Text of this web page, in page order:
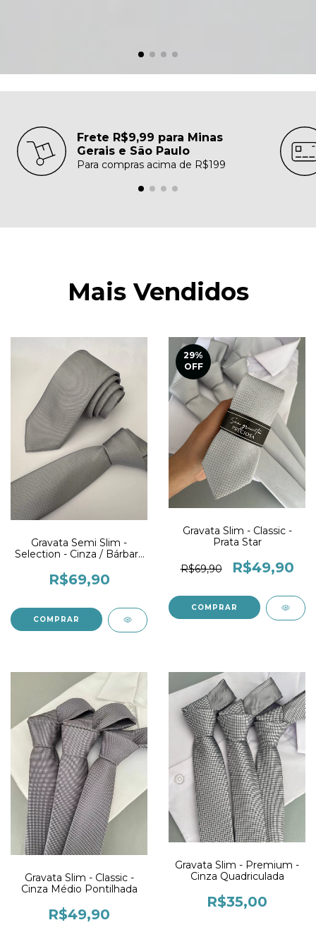
Frete R$9,99 para Minas
Gerais e São Paulo
Para compras acima de R$199
Mais Vendidos
Gravata Semi Slim -
Selection - Cinza / Bárbara
R$69,90
29%
OFF
Gravata Slim - Classic -
Prata Star
R$69,90 R$49,90
Gravata Slim - Classic -
Cinza Médio Pontilhada
R$49,90
Gravata Slim - Premium -
Cinza Quadriculada
R$35,00